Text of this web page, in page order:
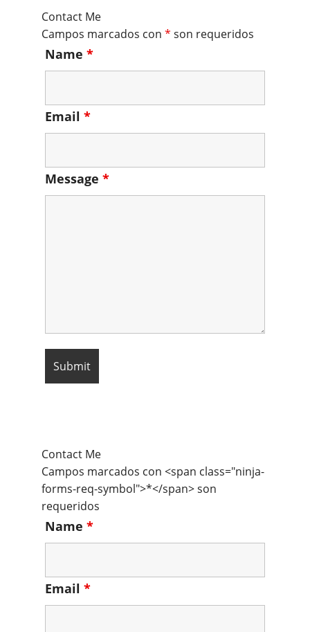
Contact Me
Campos marcados con * son requeridos
Name *
Email *
Message *
Contact Me
Campos marcados con <span class="ninja-
forms-req-symbol">*</span> son
requeridos
Name *
Email *